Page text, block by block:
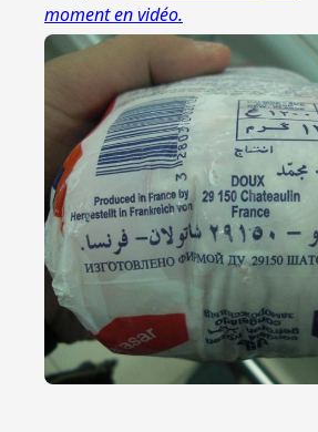
moment en vidéo.